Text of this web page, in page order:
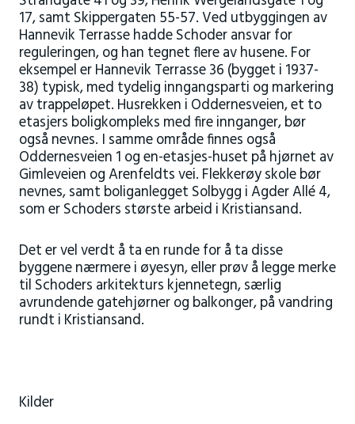
17, samt Skippergaten 55-57. Ved utbyggingen av
Hannevik Terrasse hadde Schoder ansvar for
reguleringen, og han tegnet flere av husene. For
eksempel er Hannevik Terrasse 36 (bygget i 1937-
38) typisk, med tydelig inngangsparti og markering
av trappeløpet. Husrekken i Oddernesveien, et to
etasjers boligkompleks med fire innganger, bør
også nevnes. I samme område finnes også
Oddernesveien 1 og en-etasjes-huset på hjørnet av
Gimleveien og Arenfeldts vei. Flekkerøy skole bør
nevnes, samt boliganlegget Solbygg i Agder Allé 4,
som er Schoders største arbeid i Kristiansand.
Det er vel verdt å ta en runde for å ta disse
byggene nærmere i øyesyn, eller prøv å legge merke
til Schoders arkitekturs kjennetegn, særlig
avrundende gatehjørner og balkonger, på vandring
rundt i Kristiansand.
Kilder